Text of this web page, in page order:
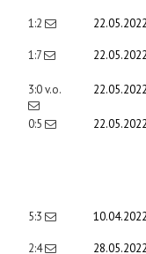
1:2
1:7
3:0 v.o.
0:5
5:3
2:4